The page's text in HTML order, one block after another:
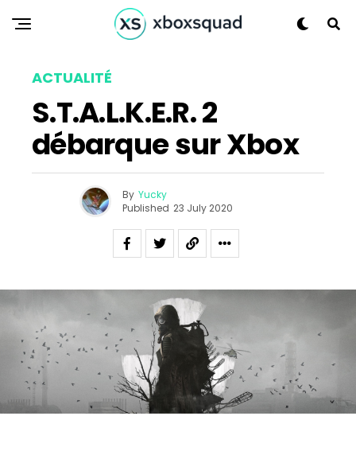
ACTUALITÉ
S.T.A.L.K.E.R. 2
débarque sur Xbox
By Yucky
Published 23 July 2020